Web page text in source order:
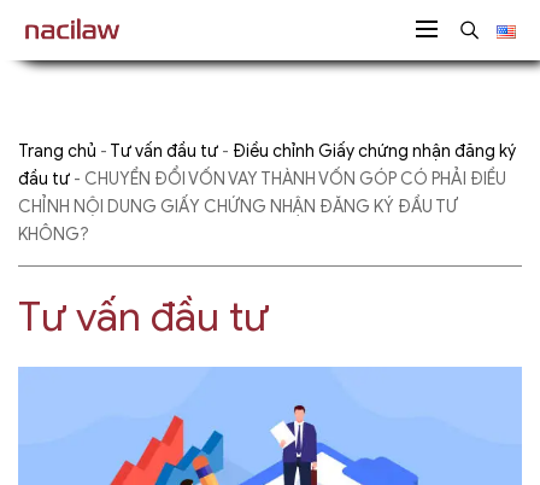
Trang chủ - Tư vấn đầu tư - Điều chỉnh Giấy chứng nhận đăng ký
đầu tư - CHUYỂN ĐỔI VỐN VAY THÀNH VỐN GÓP CÓ PHẢI ĐIỀU
CHỈNH NỘI DUNG GIẤY CHỨNG NHẬN ĐĂNG KÝ ĐẦU TƯ
KHÔNG?
Tư vấn đầu tư